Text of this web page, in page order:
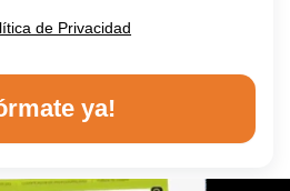
de Privacidad
ya!